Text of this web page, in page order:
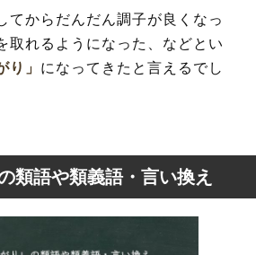
てからだんだん調子が良くなっ
取れるようになった、などとい
り」 になってきたと言えるでし
類語や類義語・言い換え